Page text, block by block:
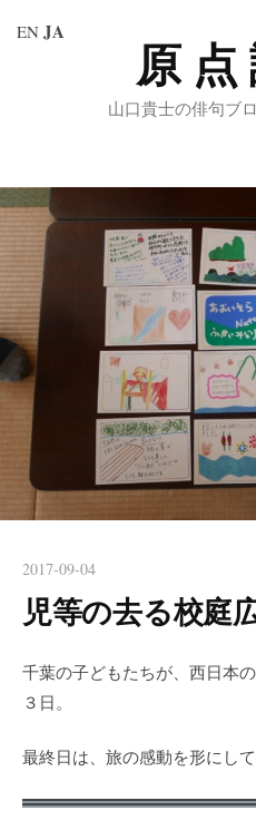
へ
ス
キ
ッ
プ
原
山口貴士の俳句ブ
2017-09-04
児等の去る校庭
千葉の子どもたちが、西日本
３日。
最終日は、旅の感動を形にし
EN JA